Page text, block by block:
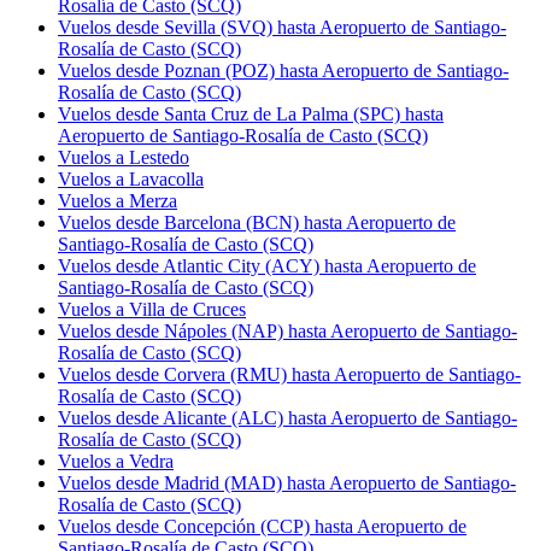
Rosalía de Casto (SCQ)
Vuelos desde Sevilla (SVQ) hasta Aeropuerto de Santiago-
Rosalía de Casto (SCQ)
Vuelos desde Poznan (POZ) hasta Aeropuerto de Santiago-
Rosalía de Casto (SCQ)
Vuelos desde Santa Cruz de La Palma (SPC) hasta
Aeropuerto de Santiago-Rosalía de Casto (SCQ)
Vuelos a Lestedo
Vuelos a Lavacolla
Vuelos a Merza
Vuelos desde Barcelona (BCN) hasta Aeropuerto de
Santiago-Rosalía de Casto (SCQ)
Vuelos desde Atlantic City (ACY) hasta Aeropuerto de
Santiago-Rosalía de Casto (SCQ)
Vuelos a Villa de Cruces
Vuelos desde Nápoles (NAP) hasta Aeropuerto de Santiago-
Rosalía de Casto (SCQ)
Vuelos desde Corvera (RMU) hasta Aeropuerto de Santiago-
Rosalía de Casto (SCQ)
Vuelos desde Alicante (ALC) hasta Aeropuerto de Santiago-
Rosalía de Casto (SCQ)
Vuelos a Vedra
Vuelos desde Madrid (MAD) hasta Aeropuerto de Santiago-
Rosalía de Casto (SCQ)
Vuelos desde Concepción (CCP) hasta Aeropuerto de